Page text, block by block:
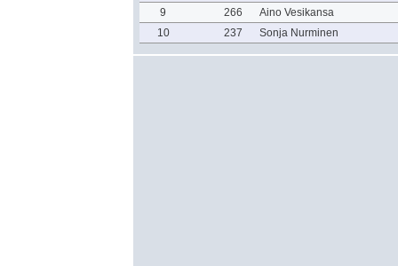
9
266
Aino Vesikansa
10
237 Sonja Nurminen